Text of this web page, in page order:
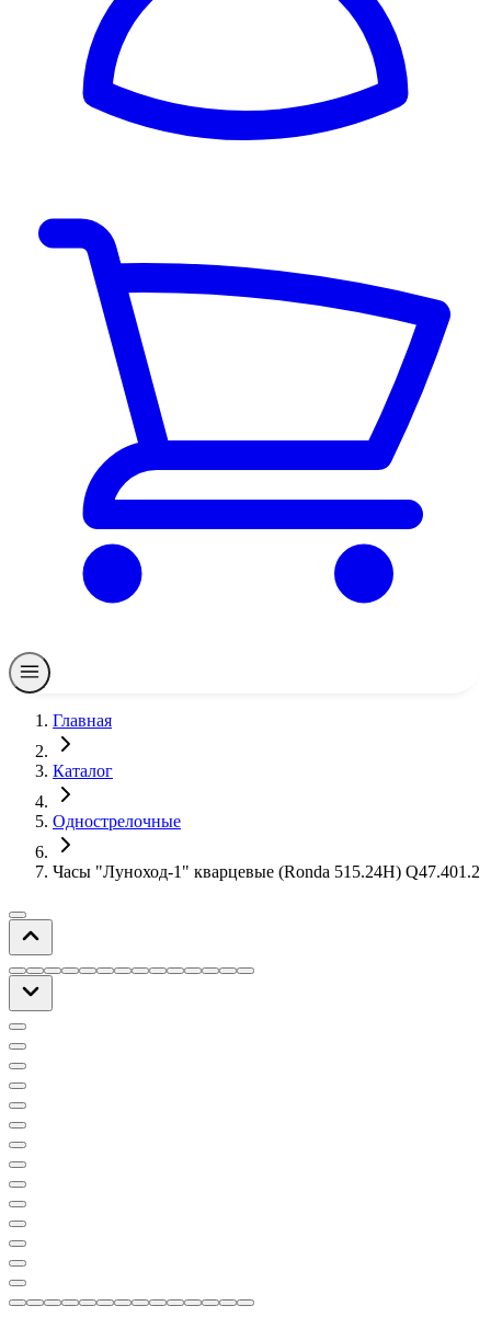
Главная
Каталог
Однострелочные
Часы "Луноход-1" кварцевые (Ronda 515.24H) Q47.401.2